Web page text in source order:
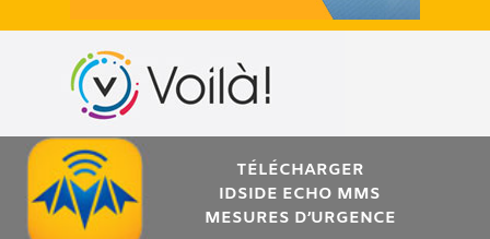
TÉLÉCHARGER
IDSIDE ECHO MMS
MESURES D’URGENCE